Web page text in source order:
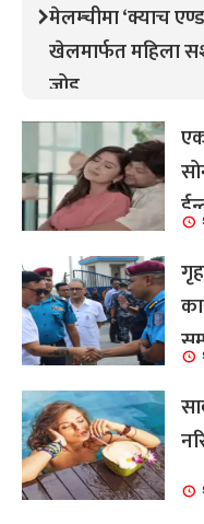
मेलम्चीमा ‘क्याच
खेलमार्फत महिला
जोड